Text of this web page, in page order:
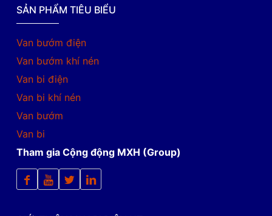
SẢN PHẨM TIÊU BIỂU
Van bướm điện
Van bướm khí nén
Van bi điện
Van bi khí nén
Van bướm
Van bi
Tham gia Cộng động MXH (Group)